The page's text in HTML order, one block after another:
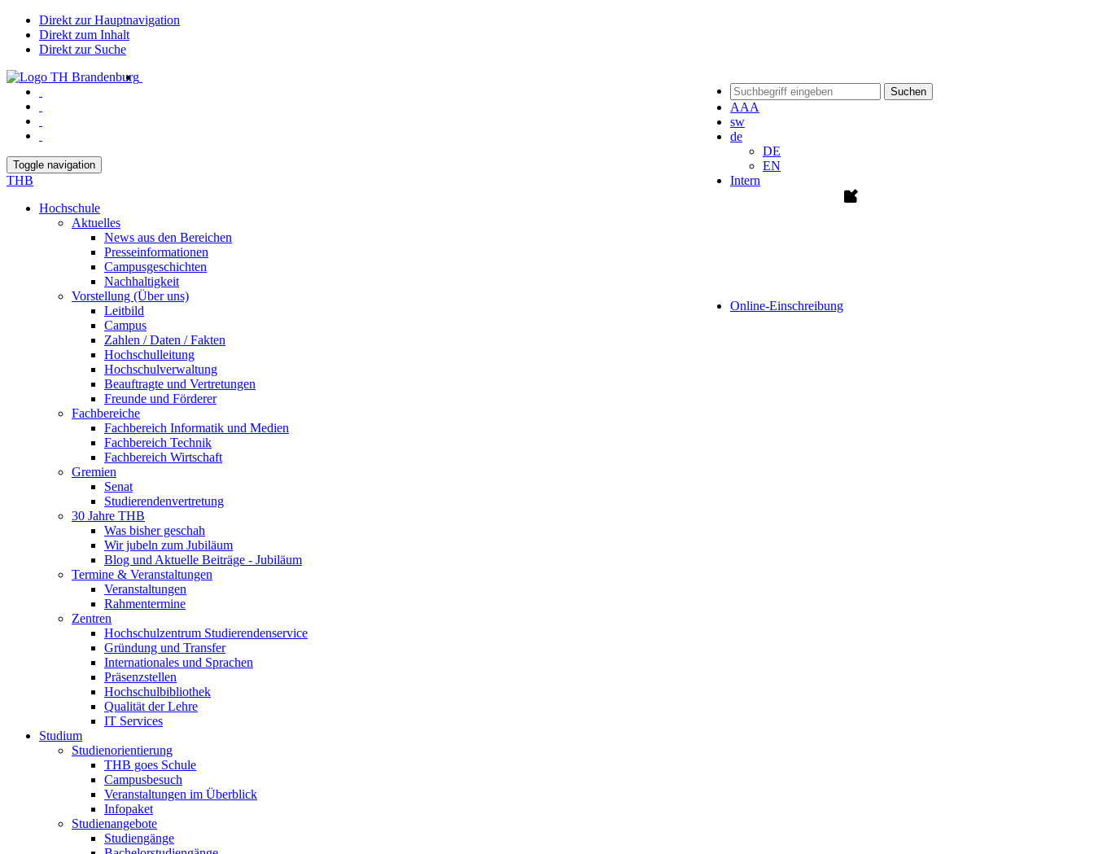
Direkt zur Hauptnavigation
Direkt zum Inhalt
Direkt zur Suche
Suchen
AAA
sw
de
DE
EN
Intern
Online-Einschreibung
Toggle navigation
THB
Hochschule
Aktuelles
News aus den Bereichen
Presseinformationen
Campusgeschichten
Nachhaltigkeit
Vorstellung (Über uns)
Leitbild
Campus
Zahlen / Daten / Fakten
Hochschulleitung
Hochschulverwaltung
Beauftragte und Vertretungen
Freunde und Förderer
Fachbereiche
Fachbereich Informatik und Medien
Fachbereich Technik
Fachbereich Wirtschaft
Gremien
Senat
Studierendenvertretung
30 Jahre THB
Was bisher geschah
Wir jubeln zum Jubiläum
Blog und Aktuelle Beiträge - Jubiläum
Termine & Veranstaltungen
Veranstaltungen
Rahmentermine
Zentren
Hochschulzentrum Studierendenservice
Gründung und Transfer
Internationales und Sprachen
Präsenzstellen
Hochschulbibliothek
Qualität der Lehre
IT Services
Studium
Studienorientierung
THB goes Schule
Campusbesuch
Veranstaltungen im Überblick
Infopaket
Studienangebote
Studiengänge